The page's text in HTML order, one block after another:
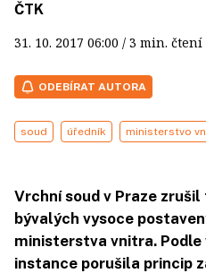
ČTK
31. 10. 2017 06:00 / 3 min.
ODEBÍRAT AUTORA
soud úředník ministerstvo
Vrchní soud v Praze
bývalých vysoce
ministerstva vnitra. Podle
instance porušila princip